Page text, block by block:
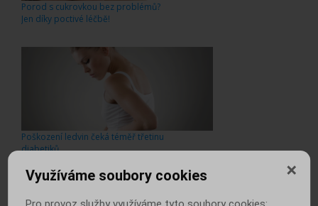
Porod s cukrovkou bez problémů?
Jen díky poctivé léčbě!
Poškození ledvin čeká téměř třetinu
diabetiků
Využíváme soubory cookies